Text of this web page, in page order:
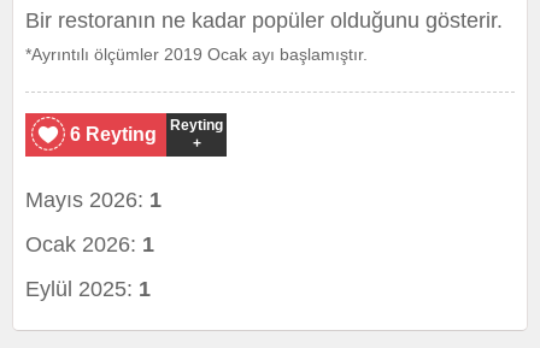
Bir restoranın ne kadar popüler olduğunu gösterir.
*Ayrıntılı ölçümler 2019 Ocak ayı başlamıştır.
6 Reyting
Reyting
+
Mayıs 2026: 1
Ocak 2026: 1
Eylül 2025: 1